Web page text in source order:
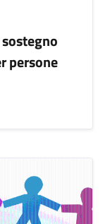
persone